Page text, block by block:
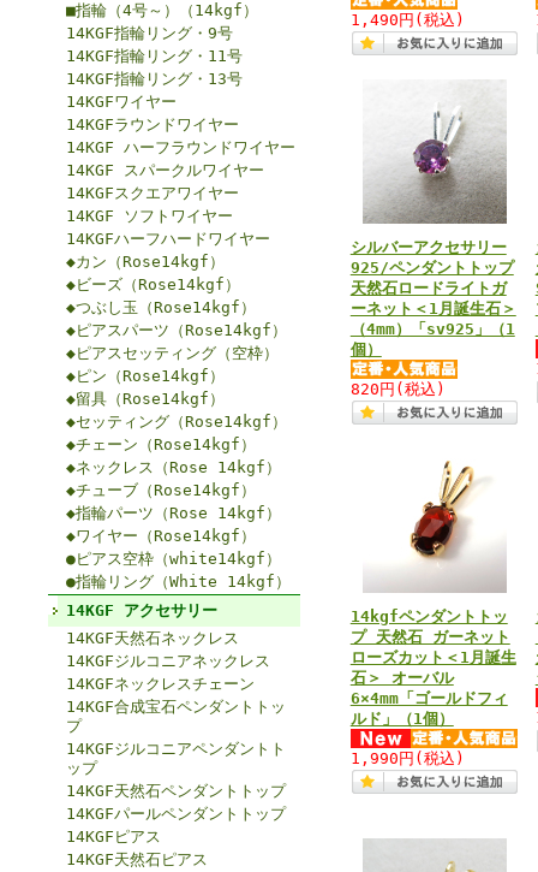
■指輪（4号～）（14kgf）
14KGF指輪リング・9号
14KGF指輪リング・11号
14KGF指輪リング・13号
14KGFワイヤー
14KGFラウンドワイヤー
14KGF ハーフラウンドワイヤー
14KGF スパークルワイヤー
14KGFスクエアワイヤー
14KGF ソフトワイヤー
14KGFハーフハードワイヤー
◆カン（Rose14kgf）
◆ビーズ（Rose14kgf）
◆つぶし玉（Rose14kgf）
◆ピアスパーツ（Rose14kgf）
◆ピアスセッティング（空枠）
◆ピン（Rose14kgf）
◆留具（Rose14kgf）
◆セッティング（Rose14kgf）
◆チェーン（Rose14kgf）
◆ネックレス（Rose 14kgf）
◆チューブ（Rose14kgf）
◆指輪パーツ（Rose 14kgf）
◆ワイヤー（Rose14kgf）
●ピアス空枠（white14kgf）
●指輪リング（White 14kgf）
14KGF アクセサリー
14KGF天然石ネックレス
14KGFジルコニアネックレス
14KGFネックレスチェーン
14KGF合成宝石ペンダントトッ
プ
14KGFジルコニアペンダントト
ップ
14KGF天然石ペンダントトップ
14KGFパールペンダントトップ
14KGFピアス
14KGF天然石ピアス
1,490円 (税込)
シルバーアクセサリー
925/ペンダントトップ
天然石ロードライトガ
ーネット＜1月誕生石＞
（4mm）「sv925」（1
個）
820円 (税込)
14kgfペンダントトッ
プ 天然石 ガーネット
ローズカット＜1月誕生
石＞ オーバル
6×4mm「ゴールドフィ
ルド」（1個）
1,990円 (税込)